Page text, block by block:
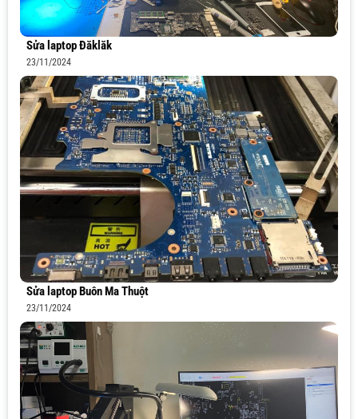
Sửa laptop Đăklăk
23/11/2024
Sửa laptop Buôn Ma Thuột
23/11/2024